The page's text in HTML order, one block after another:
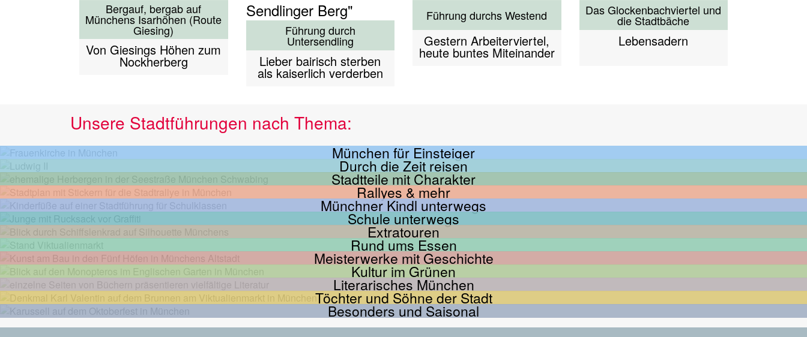
Bergauf, bergab auf
Münchens Isarhöhen (Route
Giesing)
Von Giesings Höhen zum
Nockherberg
Führung durch
Untersendling
Lieber bairisch sterben
als kaiserlich verderben
Führung durchs Westend
Gestern Arbeiterviertel,
heute buntes Miteinander
Das Glockenbachviertel und
die Stadtbäche
Lebensadern
Unsere Stadtführungen nach Thema:
München für Einsteiger
Durch die Zeit reisen
Stadtteile mit Charakter
Rallyes & mehr
Münchner Kindl unterwegs
Schule unterwegs
Extratouren
Rund ums Essen
Meisterwerke mit Geschichte
Kultur im Grünen
Literarisches München
Töchter und Söhne der Stadt
Besonders und Saisonal